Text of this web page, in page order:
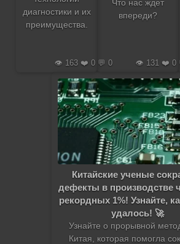
диагностики и их
преимущества.
👁️ 163 ❤️ 0 💬 0
Что нас ждет
впереди?
👁️ 131 ❤️ 0
Китайские ученые
дефекты в производстве
рекордных 1%! Узнайте,
удалось! 🚀
Узнайте о прорывной
Китая, которая помогла